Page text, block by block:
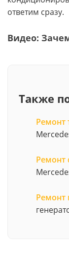
ответим сразу.
Видео:
Также
Ремонт
Ремонт
Ремонт